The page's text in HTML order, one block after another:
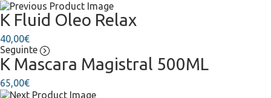
K Fluid Oleo Relax
40,00€
Seguinte
K Mascara Magistral 500ML
65,00€